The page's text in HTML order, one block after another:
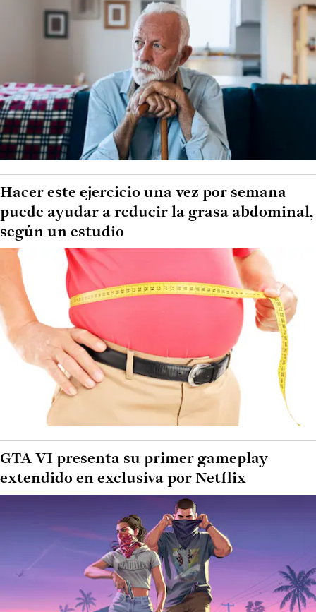
Hacer este ejercicio una vez por semana
puede ayudar a reducir la grasa abdominal,
según un estudio
GTA VI presenta su primer gameplay
extendido en exclusiva por Netflix